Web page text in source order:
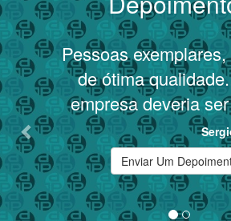
Pessoas
de ótima
empresa deveria
Previous
Enviar Um